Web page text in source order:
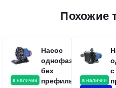
Похожие
в наличии
Насос
однофазный
без
префильтрав наличии
с